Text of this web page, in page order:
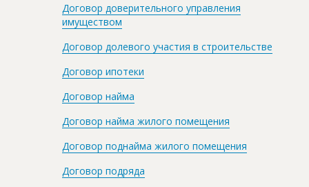
Договор доверительного управления
имуществом
Договор долевого участия в строительстве
Договор ипотеки
Договор найма
Договор найма жилого помещения
Договор поднайма жилого помещения
Договор подряда